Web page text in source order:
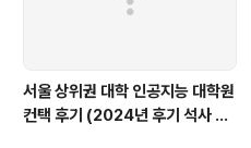
서울 상위권 대학 인공지능 대학원
컨택 후기 (2024년 후기 석사 지